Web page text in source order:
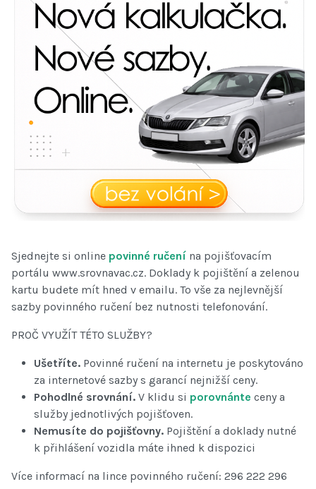
Sjednejte si online povinné ručení na pojišťovacím
portálu www.srovnavac.cz. Doklady k pojištění a zelenou
kartu budete mít hned v emailu. To vše za nejlevnější
sazby povinného ručení bez nutnosti telefonování.
PROČ VYUŽÍT TÉTO SLUŽBY?
Ušetříte. Povinné ručení na internetu je poskytováno
za internetové sazby s garancí nejnižší ceny.
Pohodlné srovnání. V klidu si porovnánte ceny a
služby jednotlivých pojišťoven.
Nemusíte do pojišťovny. Pojištění a doklady nutné
k přihlášení vozidla máte ihned k dispozici
Více informací na lince povinného ručení: 296 222 296